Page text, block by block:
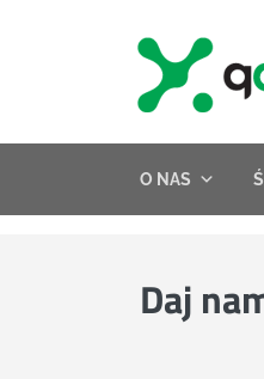
O NAS
Daj